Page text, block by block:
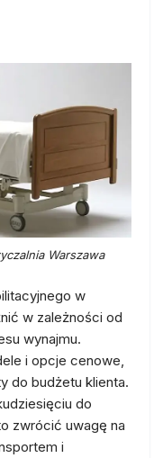
Warszawa
w
w zależności od
wynajmu.
i opcje cenowe,
do budżetu klienta.
do
zwrócić uwagę na
i